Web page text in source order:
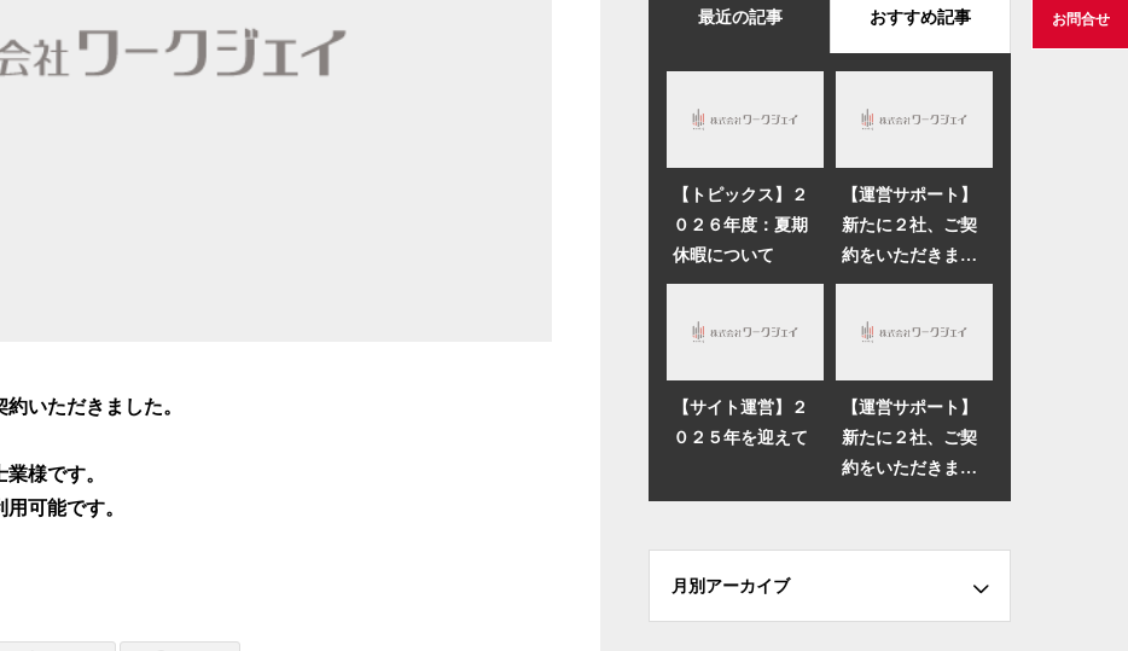
約いただきました。
様です。
用可能です。
最近の記事 おすすめ記事
【トピックス】２
０２６年度：夏期
休暇について
【運営サポート】
新たに２社、ご契
約をいただきまし
た
【サイト運営】２
０２５年を迎えて
【運営サポート】
新たに２社、ご契
約をいただきまし
た
月別アーカイブ
お問合せ